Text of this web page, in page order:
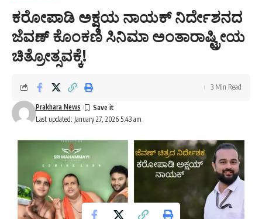
ಕರೋಪಾಡಿ ಅಕ್ಷಯ ನಾಯಕ್ ನಿರ್ದೇಶನದ
ಜೆವಣ್ ಕೊಂಕಣಿ ಸಿನಿಮಾ ಅಂತಾರಾಷ್ಟ್ರೀಯ
ಚಿತ್ರೋತ್ಸವಕ್ಕೆ!
Last updated: January 27, 2026 5:43 am
Prakhara News
3 Min Read